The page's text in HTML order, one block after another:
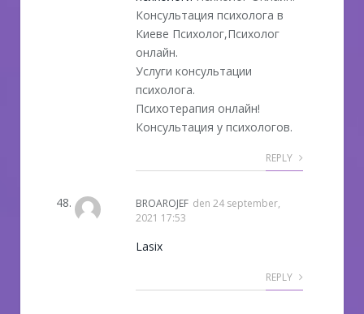
Консультация психолога в
Киеве Психолог,Психолог
онлайн.
Услуги консультации
психолога.
Психотерапия онлайн!
Консультация у психологов.
REPLY
BROAROJEF den 24 september,
2021 17:53
Lasix
REPLY